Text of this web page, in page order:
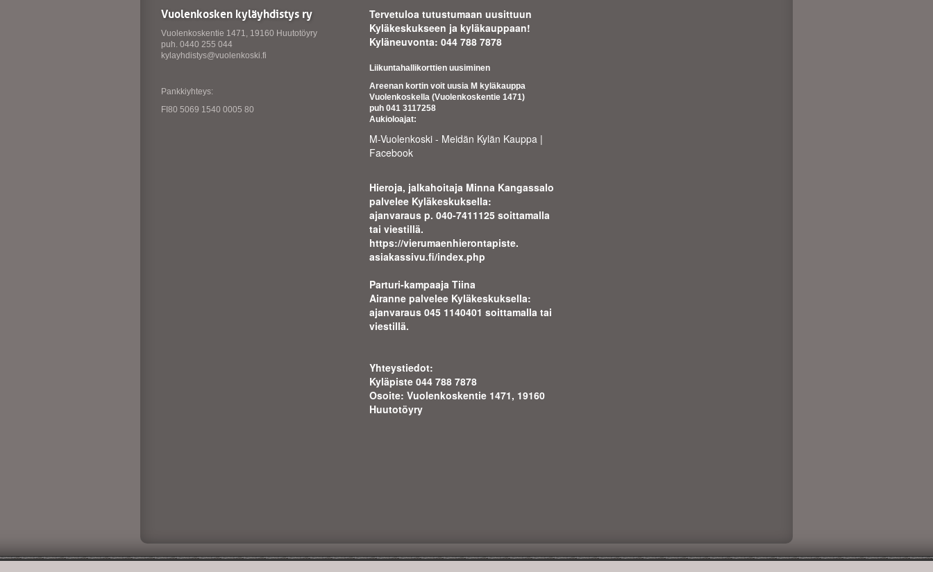
Vuolenkosken kyläyhdistys ry
Vuolenkoskentie 1471, 19160 Huutotöyry
puh. 0440 255 044
kylayhdistys@vuolenkoski.fi
Pankkiyhteys:
FI80 5069 1540 0005 80
Tervetuloa tutustumaan uusittuun
Kyläkeskukseen ja kyläkauppaan!
Kyläneuvonta: 044 788 7878
Liikuntahallikorttien uusiminen
Areenan kortin voit uusia M kyläkauppa
Vuolenkoskella (Vuolenkoskentie 1471)
puh 041 3117258
Aukioloajat:
M-Vuolenkoski - Meidän Kylän Kauppa |
Facebook
Hieroja, jalkahoitaja Minna Kangassalo
palvelee Kyläkeskuksella:
ajanvaraus p. 040-7411125 soittamalla
tai viestillä.
https://vierumaenhierontapiste.
asiakassivu.fi/index.php
Parturi-kampaaja Tiina
Airanne palvelee Kyläkeskuksella:
ajanvaraus 045 1140401 soittamalla tai
viestillä.
Yhteystiedot:
Kyläpiste 044 788 7878
Osoite: Vuolenkoskentie 1471, 19160
Huutotöyry